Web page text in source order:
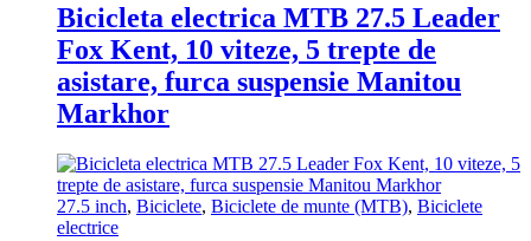
Bicicleta electrica MTB 27.5 Leader
Fox Kent, 10 viteze, 5 trepte de
asistare, furca suspensie Manitou
Markhor
27.5 inch, Biciclete, Biciclete de munte (MTB), Biciclete
electrice